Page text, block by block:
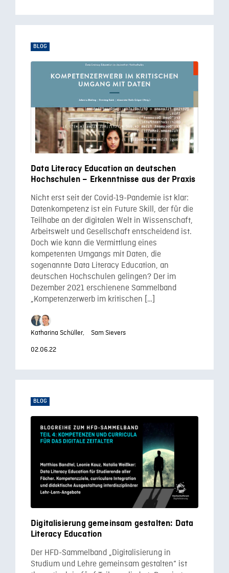
BLOG
Data Literacy Education an deutschen
Hochschulen – Erkenntnisse aus der Praxis
Nicht erst seit der Covid-19-Pandemie ist klar:
Datenkompetenz ist ein Future Skill, der für die
Teilhabe an der digitalen Welt in Wissenschaft,
Arbeitswelt und Gesellschaft entscheidend ist.
Doch wie kann die Vermittlung eines
kompetenten Umgangs mit Daten, die
sogenannte Data Literacy Education, an
deutschen Hochschulen gelingen? Der im
Dezember 2021 erschienene Sammelband
„Kompetenzerwerb im kritischen […]
Katharina Schüller,
Sam Sievers
02.06.22
BLOG
Digitalisierung gemeinsam gestalten: Data
Literacy Education
Der HFD-Sammelband „Digitalisierung in
Studium und Lehre gemeinsam gestalten“ ist